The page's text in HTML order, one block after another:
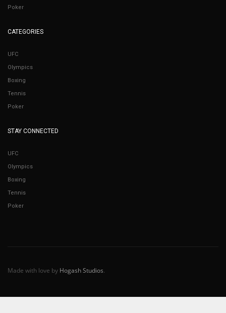
Poker
CATEGORIES
UFC
Olympics
Boxing
Tennis
Poker
STAY CONNECTED
UFC
Olympics
Boxing
Tennis
Poker
Made with love by Hogash Studios.